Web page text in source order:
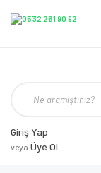
Giriş Yap
veya Üye Ol